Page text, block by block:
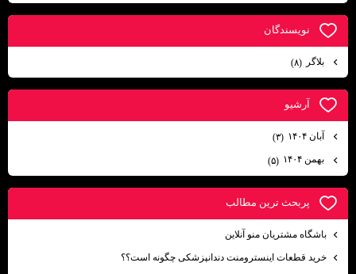
نويسندگان
بلاگر (۸)
آرشيو
آبان ۱۴۰۴
(۳)
بهمن ۱۴۰۴
(۵)
پربحث ترين مطالب
باشگاه مشتریان منو آنلاین
خرید قطعات اینسترومنت دندانپزشکی چگونه است؟؟